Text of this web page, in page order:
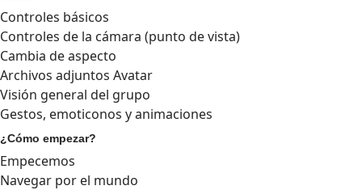
Controles básicos
Controles de la cámara (punto de vista)
Cambia de aspecto
Archivos adjuntos Avatar
Visión general del grupo
Gestos, emoticonos y animaciones
¿Cómo empezar?
Empecemos
Navegar por el mundo